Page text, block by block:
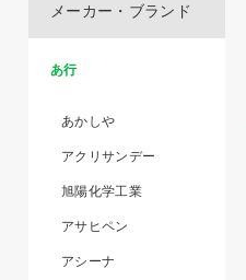
メーカー・ブランド
あ行
あかしや
アクリサンデー
旭陽化学工業
アサヒペン
アシーナ